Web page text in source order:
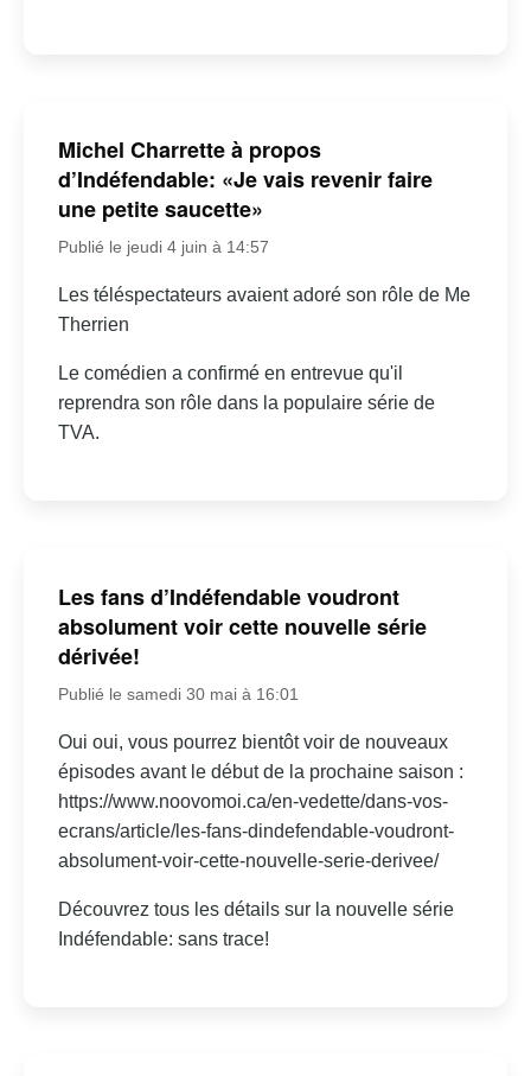
Michel Charrette à propos
d’Indéfendable: «Je vais revenir faire
une petite saucette»
Publié le jeudi 4 juin à 14:57
Les téléspectateurs avaient adoré son rôle de Me
Therrien
Le comédien a confirmé en entrevue qu'il
reprendra son rôle dans la populaire série de
TVA.
Les fans d’Indéfendable voudront
absolument voir cette nouvelle série
dérivée!
Publié le samedi 30 mai à 16:01
Oui oui, vous pourrez bientôt voir de nouveaux
épisodes avant le début de la prochaine saison :
https://www.noovomoi.ca/en-vedette/dans-vos-
ecrans/article/les-fans-dindefendable-voudront-
absolument-voir-cette-nouvelle-serie-derivee/
Découvrez tous les détails sur la nouvelle série
Indéfendable: sans trace!